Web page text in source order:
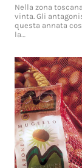
Nella zona
vinta. Gli
questa annata
la…